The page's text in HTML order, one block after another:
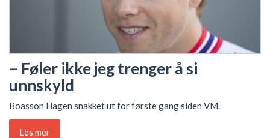
– Føler ikke jeg trenger å si
unnskyld
Boasson Hagen snakket ut for første gang siden VM.
Les mer